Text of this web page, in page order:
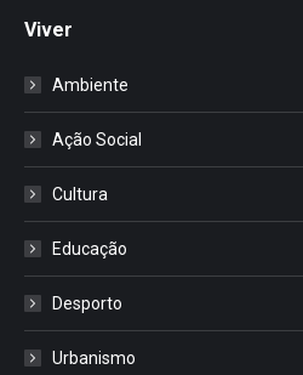
Viver
Ambiente
Ação Social
Cultura
Educação
Desporto
Urbanismo